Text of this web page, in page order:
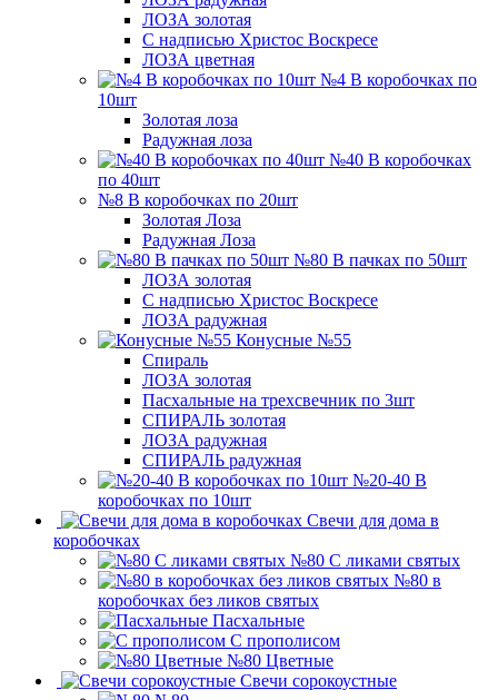
ЛОЗА золотая
С надписью Христос Воскресе
ЛОЗА цветная
№4 В коробочках по
10шт
Золотая лоза
Радужная лоза
№40 В коробочках
по 40шт
№8 В коробочках по 20шт
Золотая Лоза
Радужная Лоза
№80 В пачках по 50шт
ЛОЗА золотая
С надписью Христос Воскресе
ЛОЗА радужная
Конусные №55
Спираль
ЛОЗА золотая
Пасхальные на трехсвечник по 3шт
СПИРАЛЬ золотая
ЛОЗА радужная
СПИРАЛЬ радужная
№20-40 В
коробочках по 10шт
Свечи для дома в
коробочках
№80 С ликами святых
№80 в
коробочках без ликов святых
Пасхальные
С прополисом
№80 Цветные
Свечи сорокоустные